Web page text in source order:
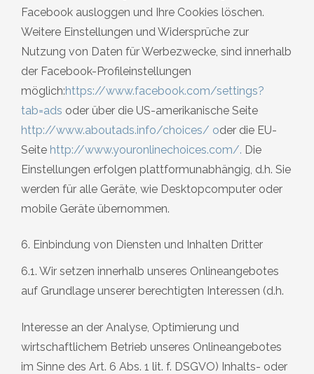
Facebook ausloggen und Ihre Cookies löschen.
Weitere Einstellungen und Widersprüche zur
Nutzung von Daten für Werbezwecke, sind innerhalb
der Facebook-Profileinstellungen
möglich:https://www.facebook.com/settings?
tab=ads oder über die US-amerikanische Seite
http://www.aboutads.info/choices/ oder die EU-
Seite http://www.youronlinechoices.com/. Die
Einstellungen erfolgen plattformunabhängig, d.h. Sie
werden für alle Geräte, wie Desktopcomputer oder
mobile Geräte übernommen.
6. Einbindung von Diensten und Inhalten Dritter
6.1. Wir setzen innerhalb unseres Onlineangebotes
auf Grundlage unserer berechtigten Interessen (d.h.
Interesse an der Analyse, Optimierung und
wirtschaftlichem Betrieb unseres Onlineangebotes
im Sinne des Art. 6 Abs. 1 lit. f. DSGVO) Inhalts- oder